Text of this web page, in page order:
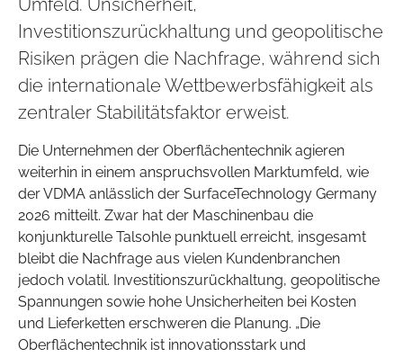
Umfeld. Unsicherheit,
Investitionszurückhaltung und geopolitische
Risiken prägen die Nachfrage, während sich
die internationale Wettbewerbsfähigkeit als
zentraler Stabilitätsfaktor erweist.
Die Unternehmen der Oberflächentechnik agieren
weiterhin in einem anspruchsvollen Marktumfeld, wie
der VDMA anlässlich der SurfaceTechnology Germany
2026 mitteilt. Zwar hat der Maschinenbau die
konjunkturelle Talsohle punktuell erreicht, insgesamt
bleibt die Nachfrage aus vielen Kundenbranchen
jedoch volatil. Investitionszurückhaltung, geopolitische
Spannungen sowie hohe Unsicherheiten bei Kosten
und Lieferketten erschweren die Planung. „Die
Oberflächentechnik ist innovationsstark und